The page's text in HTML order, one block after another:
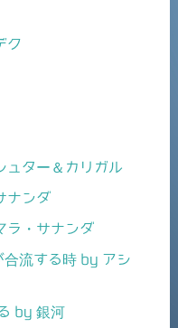
ク
ュター＆カリガル
ナンダ
ラ・サナンダ
流する時 by アシ
by 銀河